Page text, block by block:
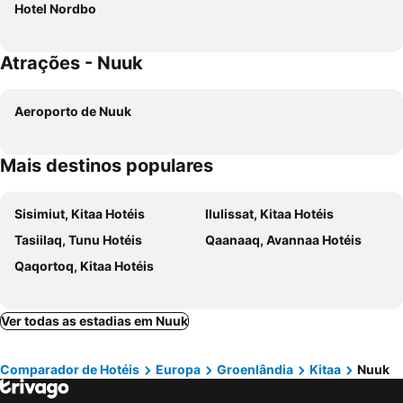
Hotel Nordbo
Atrações - Nuuk
Aeroporto de Nuuk
Mais destinos populares
Sisimiut, Kitaa Hotéis
Ilulissat, Kitaa Hotéis
Tasiilaq, Tunu Hotéis
Qaanaaq, Avannaa Hotéis
Qaqortoq, Kitaa Hotéis
Ver todas as estadias em Nuuk
Comparador de Hotéis Europa Groenlândia Kitaa Nuuk